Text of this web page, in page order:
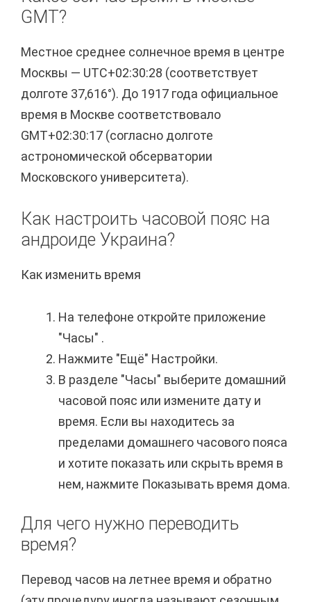
GMT?
Местное среднее солнечное время в центре
Москвы — UTC+02:30:28 (соответствует
долготе 37,616°). До 1917 года официальное
время в Москве соответствовало
GMT+02:30:17 (согласно долготе
астрономической обсерватории
Московского университета).
Как настроить часовой пояс на
андроиде Украина?
Как изменить время
На телефоне откройте приложение
"Часы" .
Нажмите "Ещё" Настройки.
В разделе "Часы" выберите домашний
часовой пояс или измените дату и
время. Если вы находитесь за
пределами домашнего часового пояса
и хотите показать или скрыть время в
нем, нажмите Показывать время дома.
Для чего нужно переводить
время?
Перевод часов на летнее время и обратно